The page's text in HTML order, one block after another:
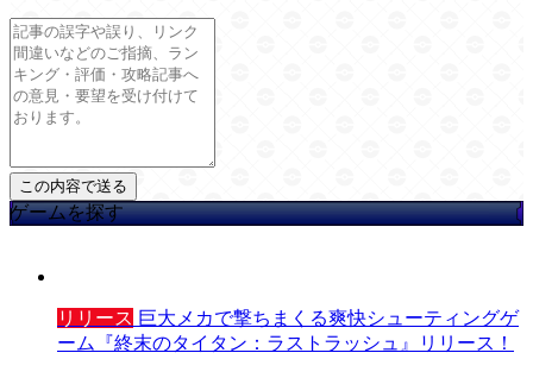
ゲームを探す
リリース 巨大メカで撃ちまくる爽快シューティングゲ
ーム『終末のタイタン：ラストラッシュ』リリース！